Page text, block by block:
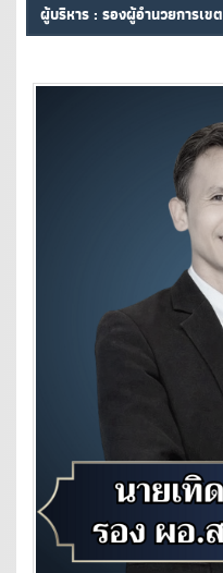
ผู้บริหาร : รองผู้อำนวยการเขต